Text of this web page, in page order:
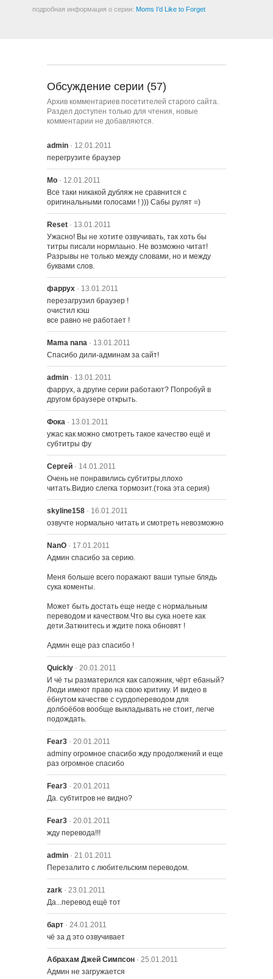
2212 – Отец Гомер
2213 – Синий и серый
2214 – Злобный папа
2215 – История скорпионов
2216 – Милые летние мечты
2219 – Реальные Домохозяйки
Толстяка Тони
2220 – Гомер Руки-Ножницы
2221 – 500 ключей
2222 – Лже-Похищение Неда
2203 – ДеньгоБАРТ
подробная информация о серии: Moms I’d Like to Forget
Обсуждение серии (57)
Архив комментариев посетителей старого сайта.
Раздел доступен только для чтения, новые
комментарии не добавляются.
admin · 12.01.2011
перегрузите браузер
Мо · 12.01.2011
Все таки никакой дубляж не сравнится с
оригинальными голосами ! ))) Сабы рулят =)
Reset · 13.01.2011
Ужасно! Вы не хотите озвучивать, так хоть бы
титры писали нормлаьно. Не возможно читат!
Разрывы не только между словами, но и между
буквами слов.
фаррух · 13.01.2011
перезагрузил браузер !
очистил кэш
все равно не работает !
Mama nana · 13.01.2011
Спасибо дили-админам за сайт!
admin · 13.01.2011
фаррух, а другие серии работают? Попробуй в
другом браузере открыть.
Фока · 13.01.2011
ужас как можно смотреть такое качество ещё и
субтитры фу
Сергей · 14.01.2011
Очень не понравились субтитры,плохо
читать.Видио слегка тормозит.(тока эта серия)
skyline158 · 16.01.2011
озвучте нормально читать и смотреть невозможно
NanO · 17.01.2011
Админ спасибо за серию.
Меня больше всего поражают ваши тупые блядь
сука коменты.
Может быть достать еще негде с нормальным
переводом и качеством.Что вы сука ноете как
дети.Заткнитесь и ждите пока обновят !
Админ еще раз спасибо !
Quickly · 20.01.2011
И чё ты разматерился как сапожник, чёрт ебаный?
Люди имеют право на свою критику. И видео в
ёбнутом качестве с сурдопереводом для
долбоёбов вообще выкладывать не стоит, легче
подождать.
Fear3 · 20.01.2011
adminy огромное спасибо жду продолжений и еще
раз огромное спасибо
Fear3 · 20.01.2011
Да. субтитров не видно?
Fear3 · 20.01.2011
жду перевода!!!
admin · 21.01.2011
Перезалито с любительским переводом.
zark · 23.01.2011
Да...перевод ещё тот
барт · 24.01.2011
чё за д это озвучивает
Абрахам Джей Симпсон · 25.01.2011
Админ не загружается